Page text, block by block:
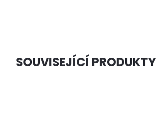
SOUVISEJÍCÍ PRODUKTY